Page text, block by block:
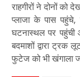
राहगीरों ने दोनों को
प्लाजा के पास
घटनास्थल पर पहुंची
बदमाशों द्वारा ट्रक
फुटेज को भी खंगाला